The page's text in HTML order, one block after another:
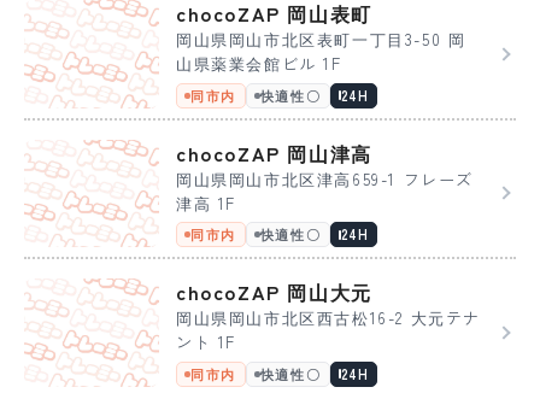
chocoZAP 岡山表町
岡山県岡山市北区表町一丁目3-50 岡
山県薬業会館ビル 1F
同市内 快適性〇 24H
chocoZAP 岡山津高
岡山県岡山市北区津高659-1 フレーズ
津高 1F
同市内 快適性〇 24H
chocoZAP 岡山大元
岡山県岡山市北区西古松16-2 大元テナ
ント 1F
同市内 快適性〇 24H